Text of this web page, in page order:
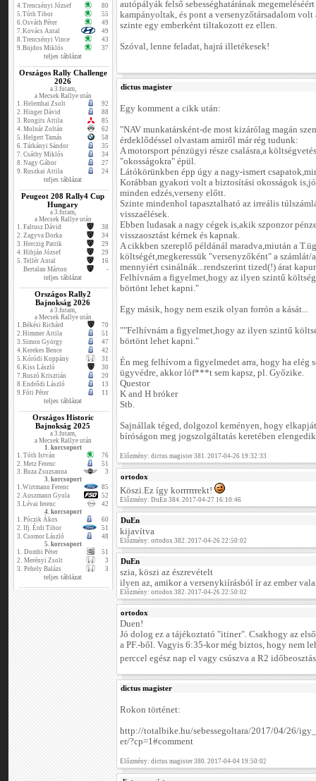
4.Trencsényi József
80
5.Tóth Tibor
55
6.Osváth Péter
49
7.Kovács Antal
49
8.Trencsényi Vince
43
9.Bujdos Miklós 37
teljes táblázat
Országos Rally Challenge
2026
a 3.futam,
a Mecsek Rallye után
1. Helembai Zsolt
92
2. Hinger Dávid
88
3. Rongits Attila
85
4. Molnár Zoltán
62
5. Helgert Tamás
58
6. Tárkányi Sándor
35
7. Csáthy Miklós
34
8. Nagy Gábor
27
9. Ruszkai Attila 24
teljes táblázat
Peugeot 208 Rally4 Cup
Hungary
a 3.futam,
a Mecsek Rallye után
1. Faltusz Dávid
38
2. Zagyva Dorka
34
3. Herczig Patrik
29
4. Hibján József
29
5. Tellér Antal
16
Bertalan Márton
-
teljes táblázat
Országos Rally2
Bajnokság 2026
a 3.futam,
a Mecsek Rallye után
1.Békési Richárd
70
2.Himmer Attila
51
3.Simon György
47
4.Kerekes Bence
42
5.Kóródi Koppány
31
6.Kiss László
30
7.Ruszó Krisztián
20
8.Endrődi László
13
9.Fóti Péter 11
teljes táblázat
Országos Historic
Bajnokság 2025
a 3.futam,
a Mecsek Rallye után
1. korcsoport
1. Tóth István
76
2. Metz Ferenc
51
3. Buza Zsuzsanna
3
3. korcsoport
1.Wirtmann Ferenc
85
2.Auszmann Gyula
52
3.Lévai ferenc
42
4. korcsoport
1. Póczik Ákos
60
2. Ifj. Érdi Tibor
51
3. Csomor László
48
5. korcsoport
1. Dombi Péter
51
2. Merényi Zsolt
3
3. Pehely Balázs 3
teljes táblázat
autópályák felső sebességhatárának megemeléséért
kampányoltak, és pont a versenyzőtársadalom volt
szinte egy emberként tiltakozott ez ellen.
Szóval, lenne feladat, hajrá illetékesek!
dictus magister
Egy komment a cikk után:
"NAV munkatársként-de most kizárólag magán
érdeklődéssel olvastam amiről már rég tudunk:
A motorsport pénzügyi része csalásra,a
"okosságokra" épül.
Látókörünkben épp úgy a nagy-ismert
Korábban gyakori volt a biztosítási okosságok
minden edzés,verseny előtt.
Szinte mindenhol tapasztalható az irreális
visszaélések.
Ebben ludasak a nagy cégek is,akik szponzor
visszaosztást kérnek és kapnak.
A cikkben szereplő példánál maradva,miután a
költségét,megkeressük "versenyzőként" a
mennyiért csinálnák...rendszerint tized(!) árat
Felhívnám a figyelmet,hogy az ilyen szintű
börtönt lehet kapni."
Egy másik, hogy nem eszik olyan forrón a kását...
""Felhívnám a figyelmet,hogy az ilyen szintű
börtönt lehet kapni."
Én meg felhívom a figyelmedet arra, hogy ha elég
ügyvédre, akkor lóf***t sem kapsz, pl. Győzike.
Questor
K and H bróker
Stb.
Sajnállak téged, dolgozol keményen, hogy
bíróságon meg jogszolgáltatás keretében
Előzmény: dictus magister 381. 2017-04-26 19:32:33
ortodox
Köszi.Ez így korrrrrrekt!
Előzmény: DuEn 384. 2017-04-27 16:10:46
DuEn
kijavítva
Előzmény: ortodox 382. 2017-04-26 22:50:02
DuEn
szia, köszi az észrevételt
ilyen az, amikor a versenykiírásból ír az ember
Előzmény: ortodox 382. 2017-04-26 22:50:02
ortodox
Duen!
Jó dolog ez a tájékoztató "itiner". Csakhogy az
a PF.-ből. Vagyis 6:35-kor még biztos, hogy nem
perccel egész nap el vagy csúszva a R2
dictus magister
Rokon történet:
http://totalbike.hu/sebessegoltara/2017/04/26/
er/?cp=1#comment
Előzmény: dictus magister 380. 2017-04-04 19:50:02